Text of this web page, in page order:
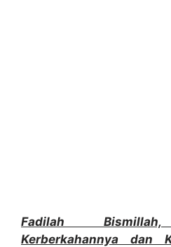
Fadilah Bismillah,
Kerberkahannya dan